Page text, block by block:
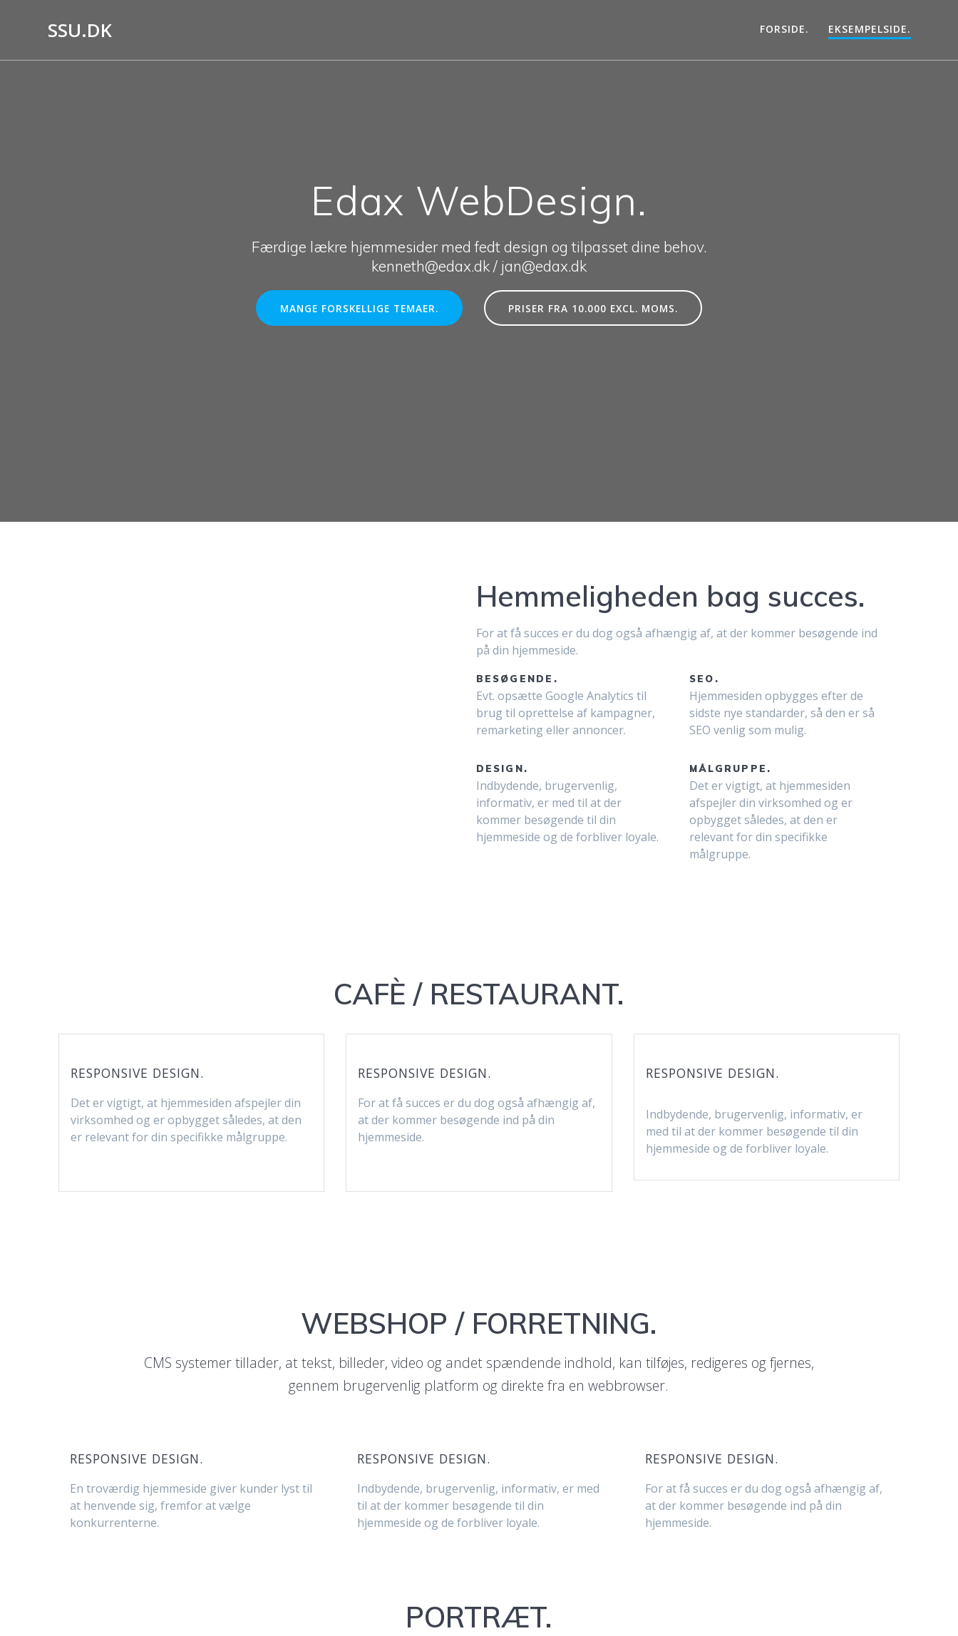
SSU.DK FORSIDE. EKSEMPELSIDE.
Edax WebDesign.
Færdige lækre hjemmesider med fedt design og tilpasset dine behov.
kenneth@edax.dk / jan@edax.dk
MANGE FORSKELLIGE TEMAER. PRISER FRA 10.000 EXCL. MOMS.
Hemmeligheden bag succes.
For at få succes er du dog også afhængig af, at der kommer besøgende ind
på din hjemmeside.
BESØGENDE.
Evt. opsætte Google Analytics til
brug til oprettelse af kampagner,
remarketing eller annoncer.
SEO.
Hjemmesiden opbygges efter de
sidste nye standarder, så den er så
SEO venlig som mulig.
DESIGN.
Indbydende, brugervenlig,
informativ, er med til at der
kommer besøgende til din
hjemmeside og de forbliver loyale.
MÅLGRUPPE.
Det er vigtigt, at hjemmesiden
afspejler din virksomhed og er
opbygget således, at den er
relevant for din specifikke
målgruppe.
CAFÈ / RESTAURANT.
RESPONSIVE DESIGN.
Det er vigtigt, at hjemmesiden afspejler din
virksomhed og er opbygget således, at den
er relevant for din specifikke målgruppe.
RESPONSIVE DESIGN.
For at få succes er du dog også afhængig af,
at der kommer besøgende ind på din
hjemmeside.
RESPONSIVE DESIGN.
Indbydende, brugervenlig, informativ, er
med til at der kommer besøgende til din
hjemmeside og de forbliver loyale.
WEBSHOP / FORRETNING.
CMS systemer tillader, at tekst, billeder, video og andet spændende indhold, kan tilføjes, redigeres og fjernes,
gennem brugervenlig platform og direkte fra en webbrowser.
RESPONSIVE DESIGN.
En troværdig hjemmeside giver kunder lyst til
at henvende sig, fremfor at vælge
konkurrenterne.
RESPONSIVE DESIGN.
Indbydende, brugervenlig, informativ, er med
til at der kommer besøgende til din
hjemmeside og de forbliver loyale.
RESPONSIVE DESIGN.
For at få succes er du dog også afhængig af,
at der kommer besøgende ind på din
hjemmeside.
PORTRÆT.